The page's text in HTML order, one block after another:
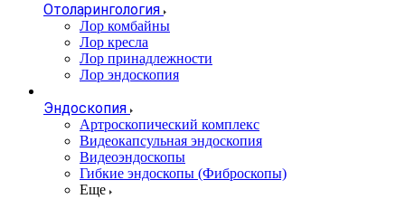
Отоларингология
Лор комбайны
Лор кресла
Лор принадлежности
Лор эндоскопия
Эндоскопия
Артроскопический комплекс
Видеокапсульная эндоскопия
Видеоэндоскопы
Гибкие эндоскопы (Фиброcкопы)
Еще